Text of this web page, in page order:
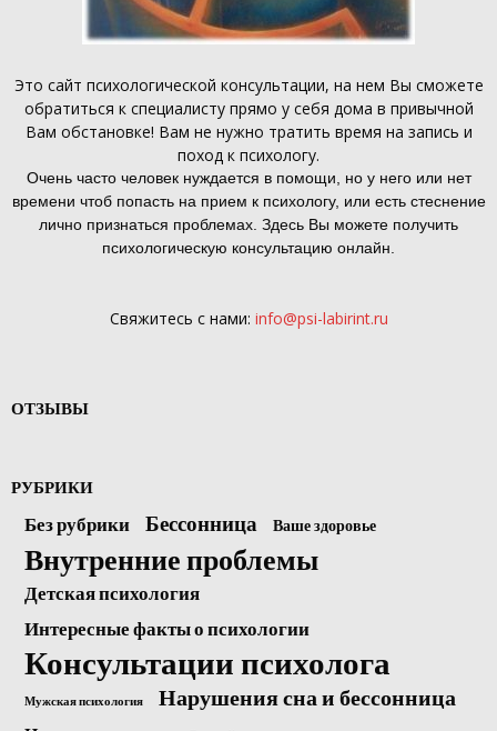
Это сайт психологической консультации, на нем Вы сможете
обратиться к специалисту прямо у себя дома в привычной
Вам обстановке! Вам не нужно тратить время на запись и
поход к психологу.
Очень часто человек нуждается в помощи, но у него или нет
времени чтоб попасть на прием к психологу, или есть стеснение
лично признаться проблемах. Здесь Вы можете получить
психологическую консультацию онлайн.
Свяжитесь с нами: info@psi-labirint.ru
ОТЗЫВЫ
РУБРИКИ
Без рубрики Бессонница Ваше здоровье
Внутренние проблемы
Детская психология
Интересные факты о психологии
Консультации психолога
Мужская психология Нарушения сна и бессонница